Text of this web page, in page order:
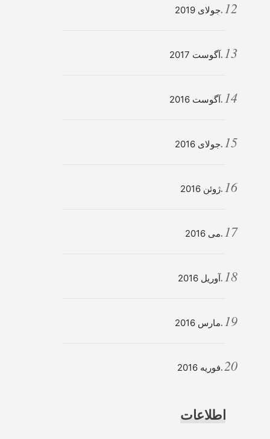
جولای 2019
آگوست 2017
آگوست 2016
جولای 2016
ژوئن 2016
می 2016
آوریل 2016
مارس 2016
فوریه 2016
اطلاعات